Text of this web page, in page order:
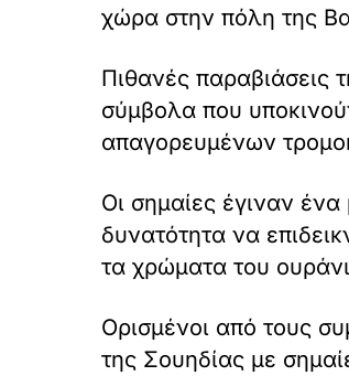
χώρα στην πόλη της
Πιθανές παραβιάσεις
σύμβολα που
απαγορευμένων
Οι σημαίες έγιναν
δυνατότητα να
τα χρώματα του
Ορισμένοι από τους
της Σουηδίας με